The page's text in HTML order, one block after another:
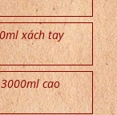
xách tay
cao